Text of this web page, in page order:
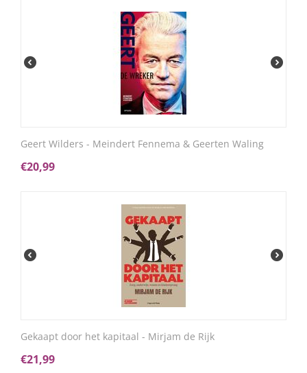
Geert Wilders - Meindert Fennema & Geerten Waling
€20,99
Gekaapt door het kapitaal - Mirjam de Rijk
€21,99